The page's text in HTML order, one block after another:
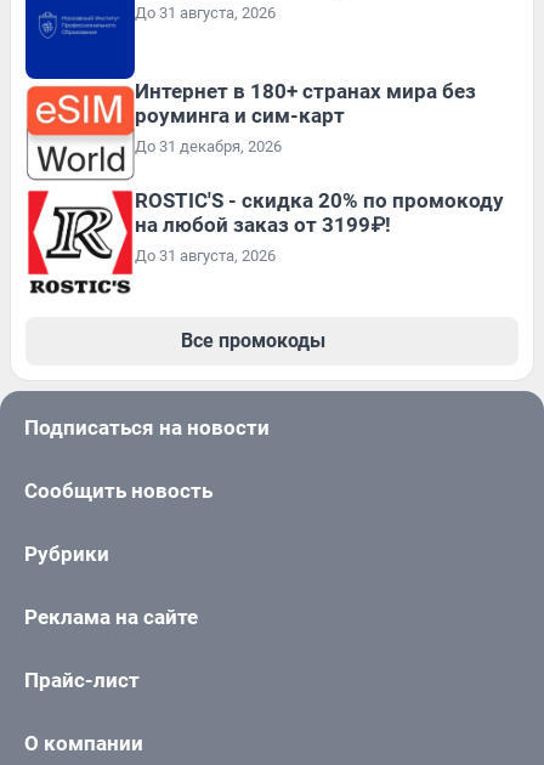
До 31 августа, 2026
Интернет в 180+ странах мира без
роуминга и сим-карт
До 31 декабря, 2026
ROSTIC'S - скидка 20% по промокоду
на любой заказ от 3199₽!
До 31 августа, 2026
Все промокоды
Подписаться на новости
Сообщить новость
Рубрики
Реклама на сайте
Прайс-лист
О компании